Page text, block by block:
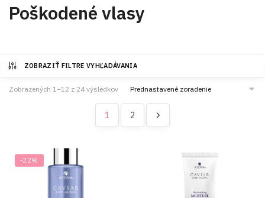
Poškodené vlasy
ZOBRAZIŤ FILTRE VYHĽADÁVANIA
Zobrazených 1–12 z 24 výsledkov
1 2
-22%